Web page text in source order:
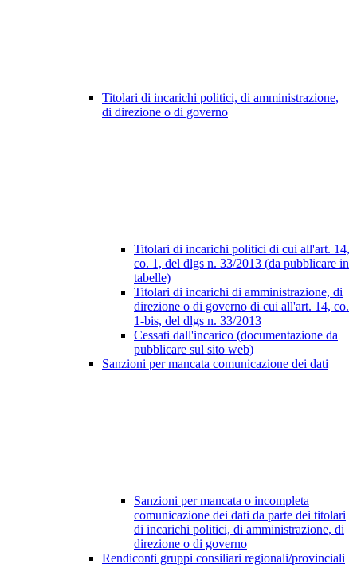
Titolari di incarichi politici, di amministrazione,
di direzione o di governo
Titolari di incarichi politici di cui all'art. 14,
co. 1, del dlgs n. 33/2013 (da pubblicare in
tabelle)
Titolari di incarichi di amministrazione, di
direzione o di governo di cui all'art. 14, co.
1-bis, del dlgs n. 33/2013
Cessati dall'incarico (documentazione da
pubblicare sul sito web)
Sanzioni per mancata comunicazione dei dati
Sanzioni per mancata o incompleta
comunicazione dei dati da parte dei titolari
di incarichi politici, di amministrazione, di
direzione o di governo
Rendiconti gruppi consiliari regionali/provinciali